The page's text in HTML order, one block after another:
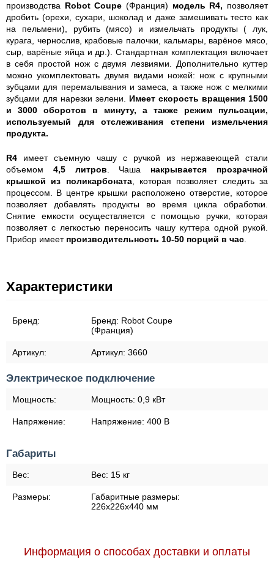
производства Robot Coupe (Франция) модель R4, позволяет
дробить (орехи, сухари, шоколад и даже замешивать тесто как
на пельмени), рубить (мясо) и измельчать продукты ( лук,
курага, чернослив, крабовые палочки, кальмары, варёное мясо,
сыр, варёные яйца и др.). Стандартная комплектация включает
в себя простой нож с двумя лезвиями. Дополнительно куттер
можно укомплектовать двумя видами ножей: нож с крупными
зубцами для перемалывания и замеса, а также нож с мелкими
зубцами для нарезки зелени. Имеет скорость вращения 1500
и 3000 оборотов в минуту, а также режим пульсации,
используемый для отслеживания степени измельчения
продукта.
R4 имеет съемную чашу с ручкой из нержавеющей стали
объемом 4,5 литров . Чаша накрывается прозрачной
крышкой
из поликарбоната, которая позволяет следить за
процессом. В центре крышки расположено отверстие, которое
позволяет добавлять продукты во время цикла обработки.
Снятие емкости осуществляется с помощью ручки, которая
позволяет с легкостью переносить чашу куттера одной рукой.
Прибор имеет производительность 10-50 порций в час
Характеристики
Бренд: Бренд: Robot Coupe
(Франция)
Артикул: Артикул: 3660
Электрическое подключение
Мощность: Мощность: 0,9 кВт
Напряжение: Напряжение: 400 В
Габариты
Вес: Вес: 15 кг
Размеры:
Габаритные размеры:
226х226х440 мм
Информация о способах доставки и оплаты